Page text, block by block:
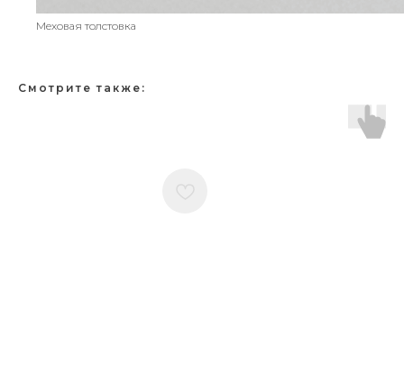
Меховая толстовка
Смотрите также: